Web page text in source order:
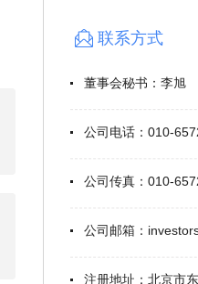
联系方式
董事会秘书： 李旭
公司电话： 010-
公司传真： 010-
公司邮箱：
注册地址： 北京市